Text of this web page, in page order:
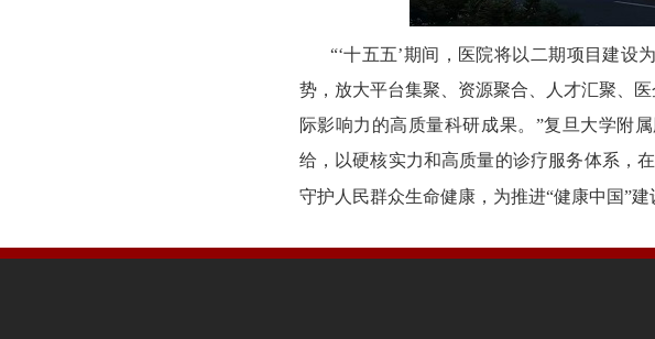
“‘十五五’期间，医院将以二期项目建
势，放大平台集聚、资源聚合、人才汇聚、
际影响力的高质量科研成果。”复旦大学附
给，以硬核实力和高质量的诊疗服务体系，
守护人民群众生命健康，为推进“健康中国”